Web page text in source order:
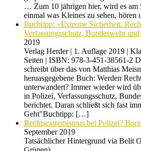
… Zum 10 jährigen hier, wird es am
einmal was Kleines zu sehen, hören
Buchtipp: »Extreme Sicherheit.
Verfassungsschutz, Bundeswehr und
2019
Verlag Herder | 1. Auflage 2019 |
Seiten | ISBN: 978-3-451-38561-2
schreibt über das von Matthias
heruasgegebene Buch: Werden
unterwandert? Immer wieder wird
in Polizei, Verfassungsschutz,
berichtet. Daran schließt sich fast
Geht"Buchtipp: […]
Rechtsextremismus bei Polizei?
September 2019
Tatsächlicher Hintergrund via Belit